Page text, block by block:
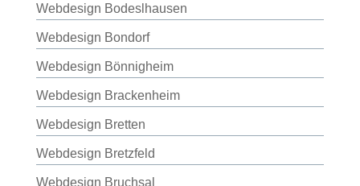
Webdesign Bodeslhausen
Webdesign Bondorf
Webdesign Bönnigheim
Webdesign Brackenheim
Webdesign Bretten
Webdesign Bretzfeld
Webdesign Bruchsal